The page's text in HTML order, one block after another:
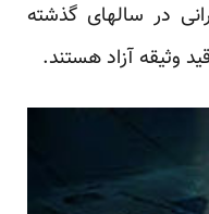
در سالهای گذشته
وثیقه آزاد هستند.